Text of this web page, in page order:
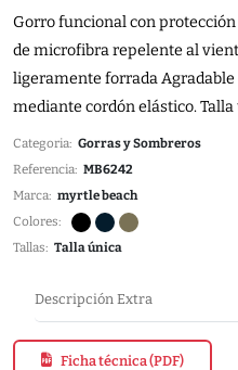
Gorro funcional con
de microfibra repelente al
ligeramente forrada
mediante cordón elástico.
Categoria: Gorras y Sombreros
Referencia: MB6242
Marca: myrtle beach
Colores:
Tallas: Talla única
Descripción Extra
Ficha técnica (PDF)